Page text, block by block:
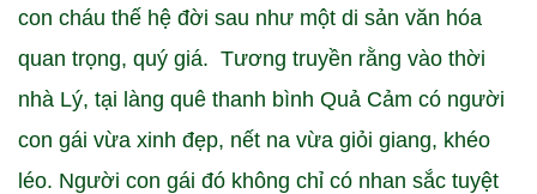
con cháu thế hệ đời sau như một di sản văn hóa
quan trọng, quý giá. Tương truyền rằng vào thời
nhà Lý, tại làng quê thanh bình Quả Cảm có người
con gái vừa xinh đẹp, nết na vừa giỏi giang, khéo
léo. Người con gái đó không chỉ có nhan sắc tuyệt